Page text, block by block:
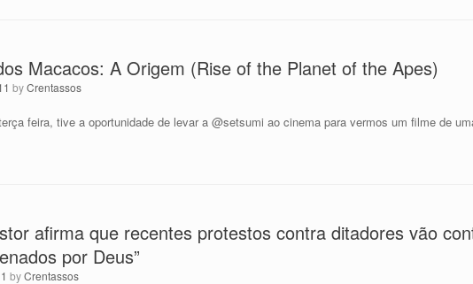
Macacos: A Origem (Rise of the Planet of the Apes)
byCrentassos
feira, tive a oportunidade de levar a @setsumi ao cinema para vermos um filme de
afirma que recentes protestos contra ditadores vão
por Deus”
byCrentassos